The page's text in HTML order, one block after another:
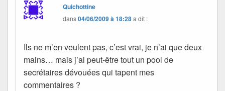
Quichottine
dans04/06/2009 à 18:28a dit :
Ils ne m’en veulent pas, c’est vrai, je n’ai que deux
mains… mais j’ai peut-être tout un pool de
secrétaires dévouées qui tapent mes
commentaires ?